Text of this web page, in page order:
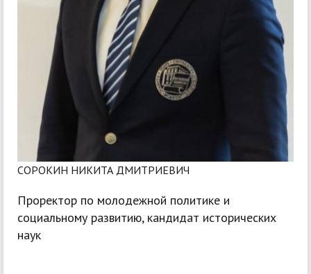
СОРОКИН НИКИТА ДМИТРИЕВИЧ
Проректор по молодежной политике и
социальному развитию, кандидат исторических
наук